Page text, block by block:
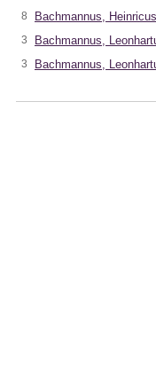
8 Bachmannus, Heinricus
3 Bachmannus,
3 Bachmannus,